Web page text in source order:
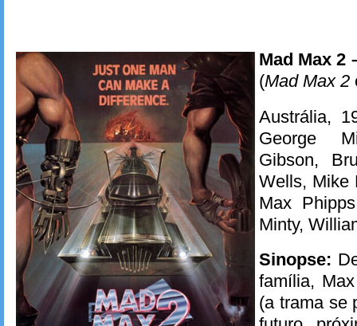
Mad Max 2
(Mad Max 2
Austrália,
George
Gibson,
Wells, Mike
Max
Minty,
Sinopse:
família,
(a trama se